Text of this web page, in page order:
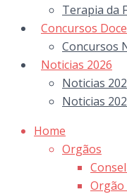
Terapia da
Concursos
Concursos
Noticias 2026
Noticias
Noticias
Home
Orgãos
Orgão